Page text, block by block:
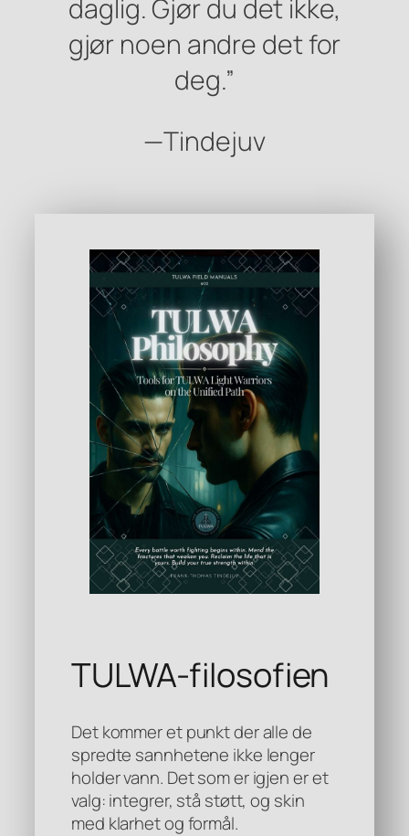
daglig. Gjør du det ikke,
gjør noen andre det for
deg.”
—Tindejuv
TULWA-filosofien
Det kommer et punkt der alle de
spredte sannhetene ikke lenger
holder vann. Det som er igjen er et
valg: integrer, stå støtt, og skin
med klarhet og formål.